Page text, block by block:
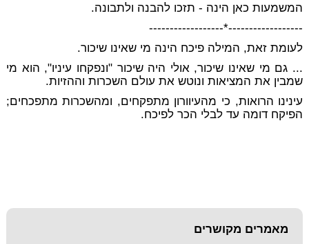
המשמעות כאן הינה - תזכו להבנה ולתבונה.
------------------*------------------
לעומת זאת, המילה פיכח הינה מי שאינו שיכור.
... גם מי שאינו שיכור, אולי היה שיכור "ונפקחו עיניו", הוא מי
שמבין את המציאות ונוטש את עולם השכרות וההזיות.
עינינו הרואות, כי מהעיוורון מתפקחים, ומהשכרות מתפכחים;
הפיקח דומה עד לבלי הכר לפיכח.
מאמרים מקושרים